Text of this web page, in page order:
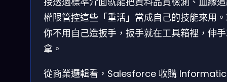
權限管控這些「重活」當成自己的技能來用
你不用自己造扳手，扳手就在工具箱裡，伸
拿。
從商業邏輯看，Salesforce 收購